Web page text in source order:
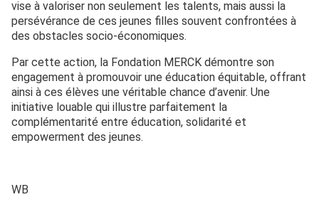
vise à valoriser non seulement les talents, mais aussi la
persévérance de ces jeunes filles souvent confrontées à
des obstacles socio-économiques.
Par cette action, la Fondation MERCK démontre son
engagement à promouvoir une éducation équitable, offrant
ainsi à ces élèves une véritable chance d’avenir. Une
initiative louable qui illustre parfaitement la
complémentarité entre éducation, solidarité et
empowerment des jeunes.
WB